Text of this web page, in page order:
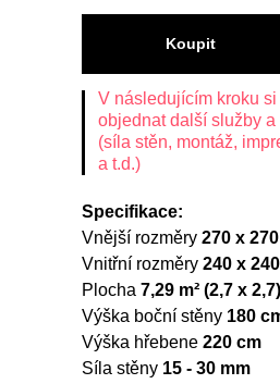
Specifikace:
Vnější rozměry 270 x
Vnitřní rozměry 240 x
Plocha 7,29 m² (2,7 x 2,7)
Výška boční stěny 180
Výška hřebene 220 cm
Síla stěny 15 - 30 mm
V následujícím kroku si
objednat další služby
(síla stěn, montáž,
a t.d.)
Koupit